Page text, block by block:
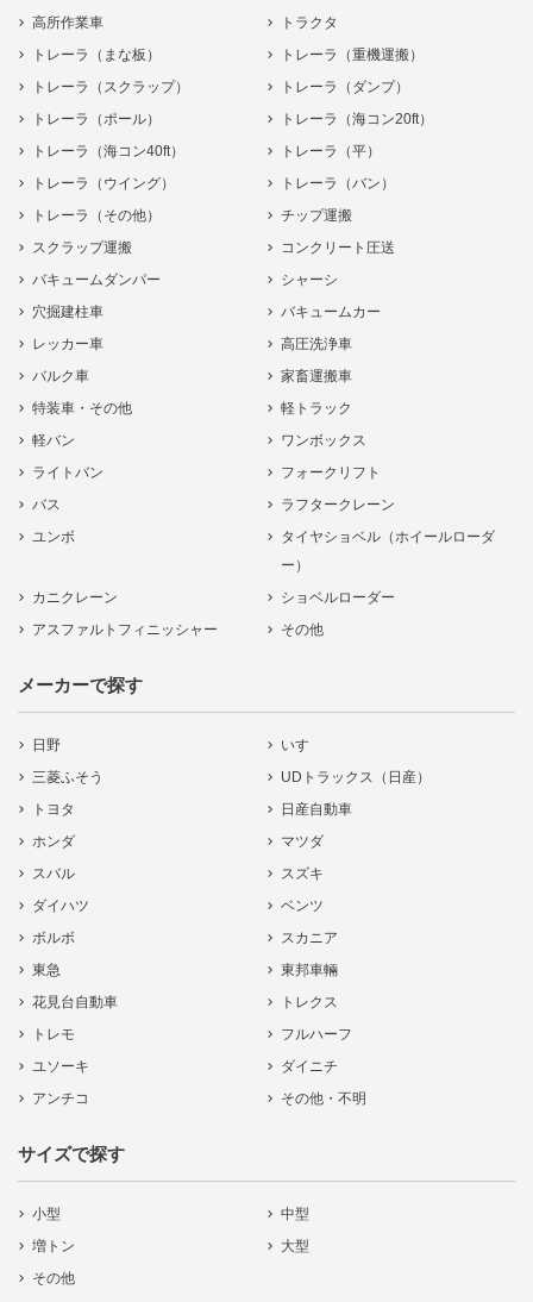
高所作業車
トラクタ
トレーラ（まな板）
トレーラ（重機運搬）
トレーラ（スクラップ）
トレーラ（ダンプ）
トレーラ（ポール）
トレーラ（海コン20ft）
トレーラ（海コン40ft）
トレーラ（平）
トレーラ（ウイング）
トレーラ（バン）
トレーラ（その他）
チップ運搬
スクラップ運搬
コンクリート圧送
バキュームダンパー
シャーシ
穴掘建柱車
バキュームカー
レッカー車
高圧洗浄車
バルク車
家畜運搬車
特装車・その他
軽トラック
軽バン
ワンボックス
ライトバン
フォークリフト
バス
ラフタークレーン
ユンボ
タイヤショベル（ホイールローダ
ー）
カニクレーン
ショベルローダー
アスファルトフィニッシャー
その他
メーカーで探す
日野
いすゞ
三菱ふそう
UDトラックス（日産）
トヨタ
日産自動車
ホンダ
マツダ
スバル
スズキ
ダイハツ
ベンツ
ボルボ
スカニア
東急
東邦車輛
花見台自動車
トレクス
トレモ
フルハーフ
ユソーキ
ダイニチ
アンチコ
その他・不明
サイズで探す
小型
中型
増トン
大型
その他